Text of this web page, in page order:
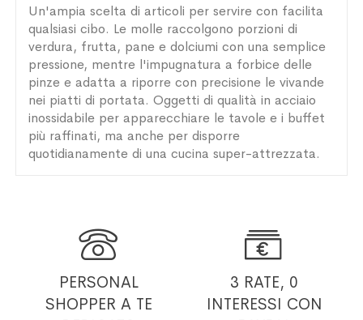
Un'ampia scelta di articoli per servire con facilita
qualsiasi cibo. Le molle raccolgono porzioni di
verdura, frutta, pane e dolciumi con una semplice
pressione, mentre l'impugnatura a forbice delle
pinze e adatta a riporre con precisione le vivande
nei piatti di portata. Oggetti di qualità in acciaio
inossidabile per apparecchiare le tavole e i buffet
più raffinati, ma anche per disporre
quotidianamente di una cucina super-attrezzata.

PERSONAL
SHOPPER A TE

3 RATE, 0
INTERESSI CON